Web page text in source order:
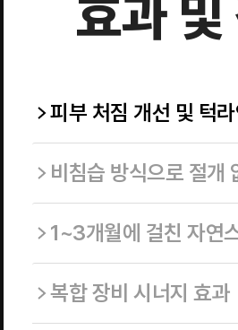
효과 및
피부 처짐 개선 및 턱
비침습 방식으로 절개
1~3개월에 걸친 자연
복합 장비 시너지 효과